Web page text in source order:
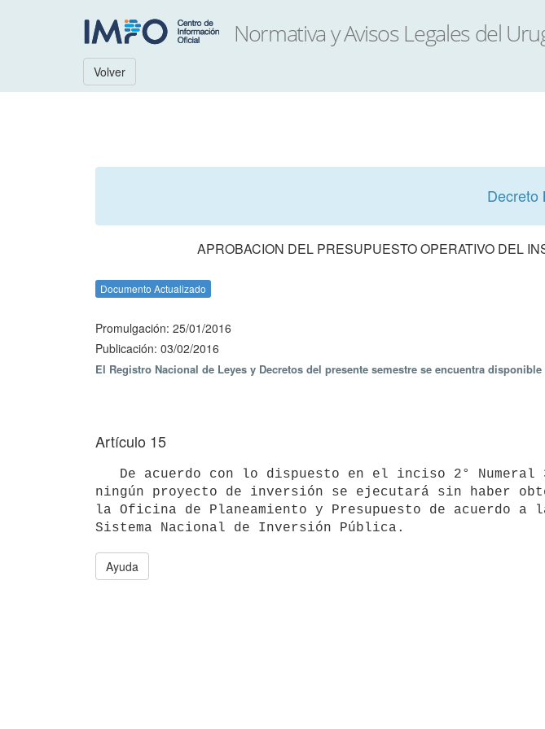
Volver
Decreto
APROBACION DEL PRESUPUESTO OPERATIVO DEL
Documento Actualizado
Promulgación: 25/01/2016
Publicación: 03/02/2016
El Registro Nacional de Leyes y Decretos del presente semestre se encuentra disponible
Artículo 15
ningún proyecto de inversión se ejecutará sin haber
la Oficina de Planeamiento y Presupuesto de acuerdo a
Ayuda